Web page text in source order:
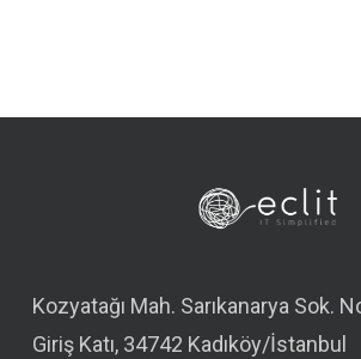
Kozyatağı Mah. Sarıkanarya Sok.
Giriş Katı, 34742 Kadıköy/İstanbul